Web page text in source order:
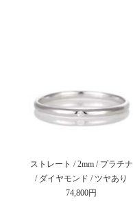
ストレート / 2mm / プラチナ
/ ダイヤモンド / ツヤあり
74,800円